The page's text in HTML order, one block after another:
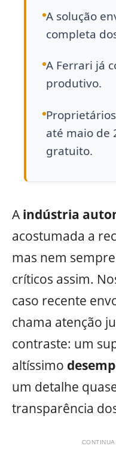
A solução
completa
A Ferrari já
produtivo.
até maio de
gratuito.
Aindústria
acostumada a
mas nem
críticos assim.
caso recente
chama atenção
contraste: um
altíssimo
um detalhe
transparência